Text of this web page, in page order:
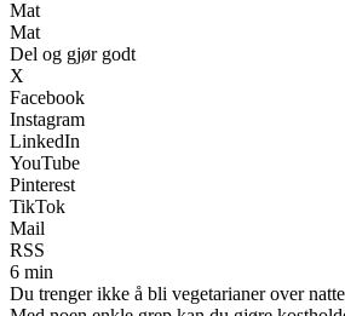
Mat
Mat
Del og gjør godt
X
Facebook
Instagram
LinkedIn
YouTube
Pinterest
TikTok
Mail
RSS
6 min
Du trenger ikke å bli vegetarianer over